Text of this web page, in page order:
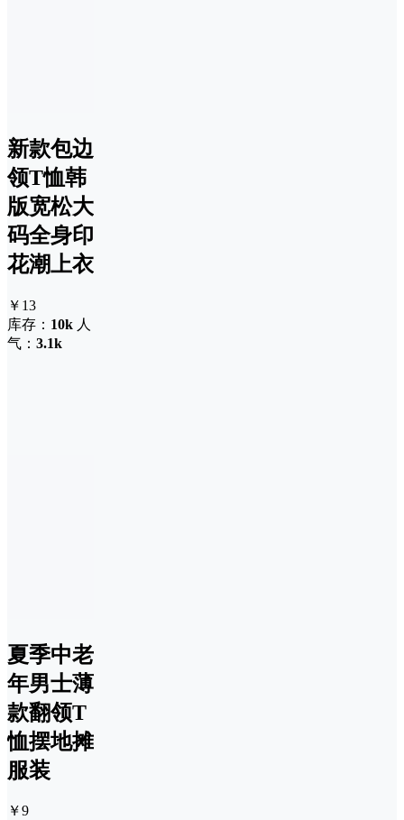
新款包边
领T恤韩
版宽松大
码全身印
花潮上衣
￥13
库存： 10k 人
气： 3.1k
夏季中老
年男士薄
款翻领T
恤摆地摊
服装
￥9